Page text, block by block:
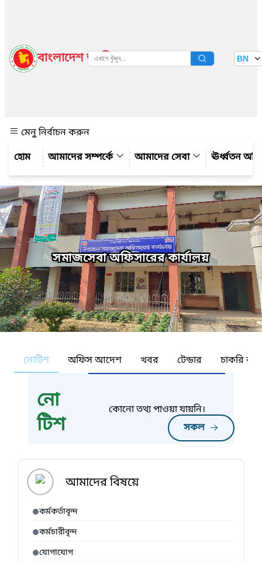
বাংলাদেশ জাতীয় তথ্য বাতায়ন BN
মেনু নির্বাচন করুন
আমাদের সম্পর্কে
আমাদের সেবা ঊর্ধ্বতন
সমাজসেবা অফিসারের কার্যালয়
নোটিশ অফিস আদেশ খবর টেন্ডার চাকরি
নো
টিশ
সকল
কোনো তথ্য পাওয়া যায়নি।
আমাদের বিষয়ে
কর্মকর্তাবৃন্দ
কর্মচারীবৃন্দ
যোগাযোগ